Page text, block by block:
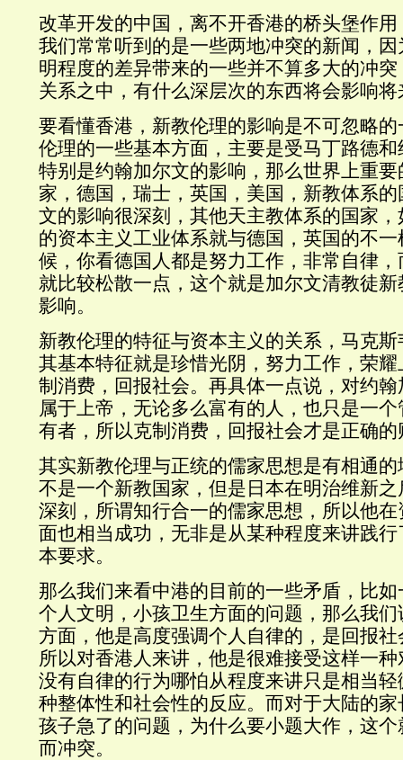
改革开发的中国，离不开香港的桥头堡作
我们常常听到的是一些两地冲突的新闻，
明程度的差异带来的一些并不算多大的冲
关系之中，有什么深层次的东西将会影响
要看懂香港，新教伦理的影响是不可忽略
伦理的一些基本方面，主要是受马丁路德
特别是约翰加尔文的影响，那么世界上重
家，德国，瑞士，英国，美国，新教体系
文的影响很深刻，其他天主教体系的国家
的资本主义工业体系就与德国，英国的不
候，你看德国人都是努力工作，非常自律
就比较松散一点，这个就是加尔文清教徒
影响。
新教伦理的特征与资本主义的关系，马克
其基本特征就是珍惜光阴，努力工作，荣
制消费，回报社会。再具体一点说，对约
属于上帝，无论多么富有的人，也只是一
有者，所以克制消费，回报社会才是正确
其实新教伦理与正统的儒家思想是有相通
不是一个新教国家，但是日本在明治维新
深刻，所谓知行合一的儒家思想，所以他
面也相当成功，无非是从某种程度来讲践
本要求。
那么我们来看中港的目前的一些矛盾，比
个人文明，小孩卫生方面的问题，那么我
方面，他是高度强调个人自律的，是回报
所以对香港人来讲，他是很难接受这样一
没有自律的行为哪怕从程度来讲只是相当
种整体性和社会性的反应。而对于大陆的
孩子急了的问题，为什么要小题大作，这
而冲突。